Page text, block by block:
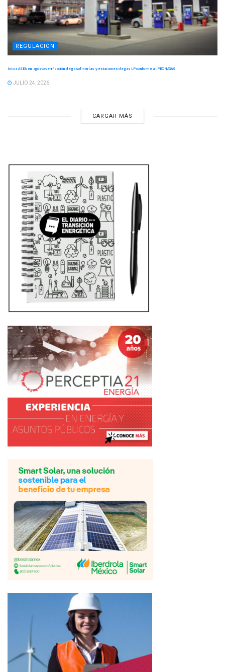
REGULACIÓN
Inicia ASEA en agosto verificación de gasolinerías y estaciones de gas LP conforme al PRONAGAS
JULIO 24, 2026
CARGAR MÁS